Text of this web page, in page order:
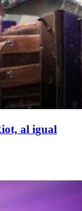
al igual